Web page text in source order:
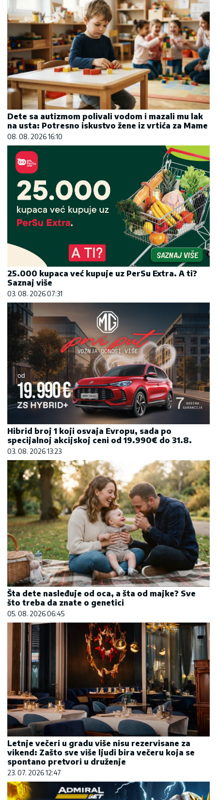
Dete sa autizmom polivali vodom i mazali mu lak
na usta: Potresno iskustvo žene iz vrtića za Mame
08. 08. 2026 16:10
25.000 kupaca već kupuje uz PerSu Extra. A ti?
Saznaj više
03. 08. 2026 07:31
Hibrid broj 1 koji osvaja Evropu, sada po
specijalnoj akcijskoj ceni od 19.990€ do 31.8.
03. 08. 2026 13:23
Šta dete nasleđuje od oca, a šta od majke? Sve
što treba da znate o genetici
05. 08. 2026 06:45
Letnje večeri u gradu više nisu rezervisane za
vikend: Zašto sve više ljudi bira večeru koja se
spontano pretvori u druženje
23. 07. 2026 12:47